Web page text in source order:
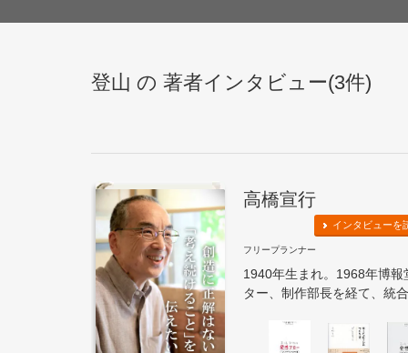
登山 の 著者インタビュー(3件)
高橋宣行
インタビューを
フリープランナー
1940年生まれ。1968年博
ター、制作部長を経て、統